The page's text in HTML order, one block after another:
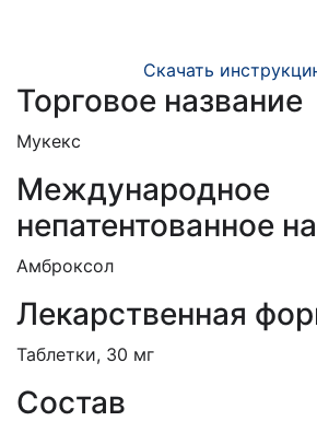
Скачать
Торговое название
Мукекс
Международное
непатентованное
Амброксол
Лекарственная
Таблетки, 30 мг
Состав